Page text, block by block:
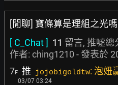
[閒聊] 寶條算是理組之光嗎
[ C_Chat ] 11 留言, 推噓總
作者: ching1210 - 發表於
7F 推 jojobigoldtw: 泡妞
03/07 03:24